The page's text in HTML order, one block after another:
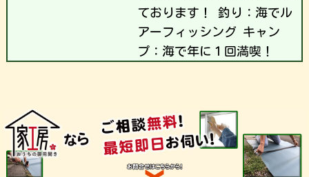
ております！ 釣り：海でル
アーフィッシング キャン
プ：海で年に１回満喫！